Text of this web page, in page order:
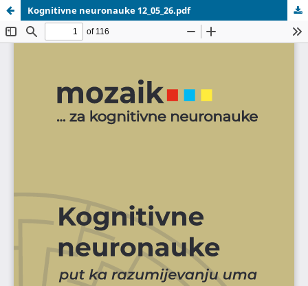
Kognitivne neuronauke 12_05_26.pdf